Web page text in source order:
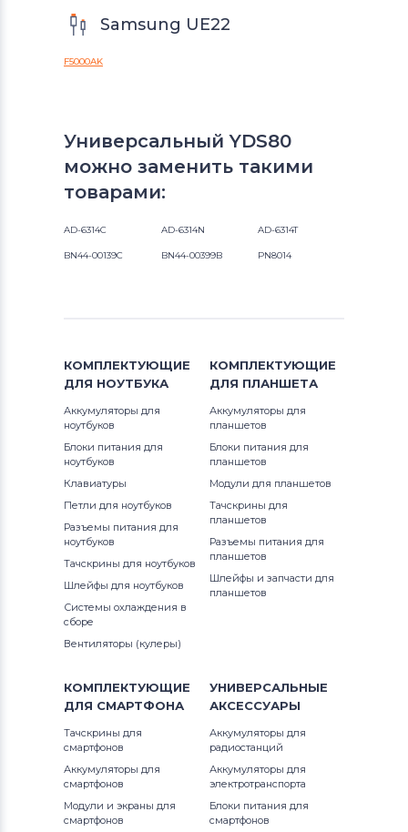
Samsung UE22
F5000AK
Универсальный YDS80
можно заменить такими
товарами:
AD-6314C AD-6314N AD-6314T
BN44-00139C BN44-00399B PN8014
КОМПЛЕКТУЮЩИЕ
ДЛЯ НОУТБУКА
Аккумуляторы для
ноутбуков
Блоки питания для
ноутбуков
Клавиатуры
Петли для ноутбуков
Разъемы питания для
ноутбуков
Тачскрины для ноутбуков
Шлейфы для ноутбуков
Системы охлаждения в
сборе
Вентиляторы (кулеры)
КОМПЛЕКТУЮЩИЕ
ДЛЯ ПЛАНШЕТА
Аккумуляторы для
планшетов
Блоки питания для
планшетов
Модули для планшетов
Тачскрины для
планшетов
Разъемы питания для
планшетов
Шлейфы и запчасти для
планшетов
КОМПЛЕКТУЮЩИЕ
ДЛЯ СМАРТФОНА
Тачскрины для
смартфонов
Аккумуляторы для
смартфонов
Модули и экраны для
смартфонов
УНИВЕРСАЛЬНЫЕ
АКСЕССУАРЫ
Аккумуляторы для
радиостанций
Аккумуляторы для
электротранспорта
Блоки питания для
смартфонов